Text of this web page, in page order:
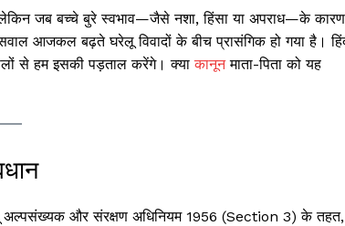
लेकिन जब बच्चे बुरे स्वभाव—जैसे नशा, हिंसा या अपराध—के कारण
आजकल बढ़ते घरेलू विवादों के बीच प्रासंगिक हो गया है।
से हम इसकी पड़ताल करेंगे। क्याकानूनमाता-पिता को यह
हिंदू अल्पसंख्यक और संरक्षण अधिनियम 1956 (Section 3) के तहत,